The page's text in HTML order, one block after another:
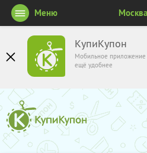
КупиКупон
Мобильное приложение
ещё удобнее
Меню Москва